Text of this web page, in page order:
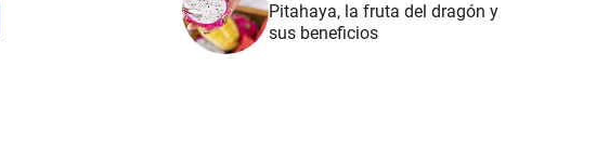
Pitahaya, la fruta del dragón y
sus beneficios